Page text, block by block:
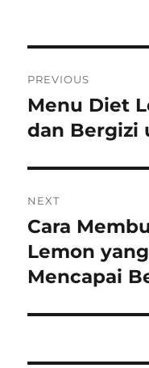
navigation
PREVIOUS
Previous
post:
Menu Diet
dan Bergizi
NEXT
Next
post:
Cara
Lemon
Mencapai